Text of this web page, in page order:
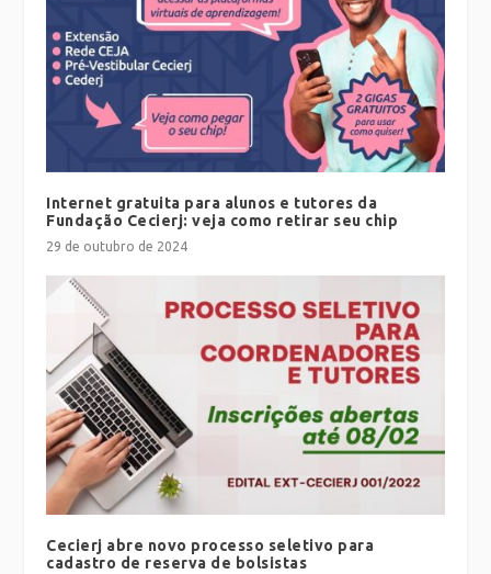
Internet gratuita para alunos e tutores da
Fundação Cecierj: veja como retirar seu chip
29 de outubro de 2024
Cecierj abre novo processo seletivo para
cadastro de reserva de bolsistas